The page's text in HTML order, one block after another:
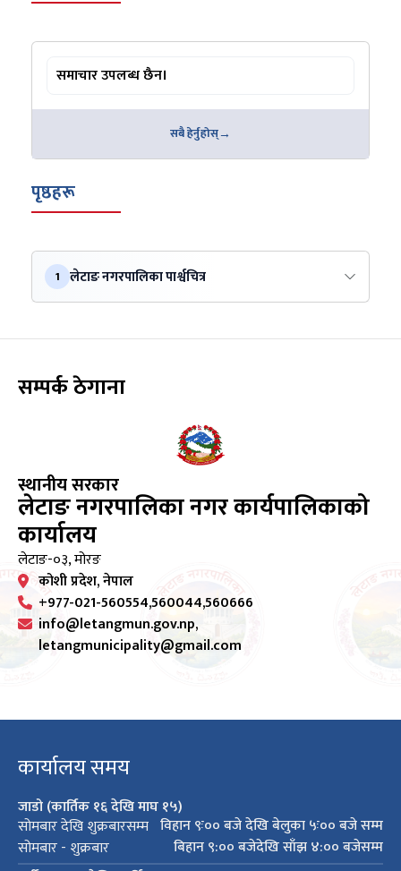
समाचार उपलब्ध छैन।
सबै हेर्नुहोस्
पृष्ठहरू
1 लेटाङ नगरपालिका पार्श्वचित्र
सम्पर्क ठेगाना
स्थानीय सरकार
लेटाङ नगरपालिका नगर कार्यपालिकाको
कार्यालय
लेटाङ-०३, मोरङ
कोशी प्रदेश, नेपाल
+977-021-560554,560044,560666
info@letangmun.gov.np,
letangmunicipality@gmail.com
कार्यालय समय
जाडो (कार्तिक १६ देखि माघ १५)
सोमबार देखि शुक्रबारसम्म विहान ९ः०० बजे देखि बेलुका ५ः०० बजे सम्म
सोमबार - शुक्रबार
बिहान ९:०० बजेदेखि साँझ ४:०० बजेसम्म